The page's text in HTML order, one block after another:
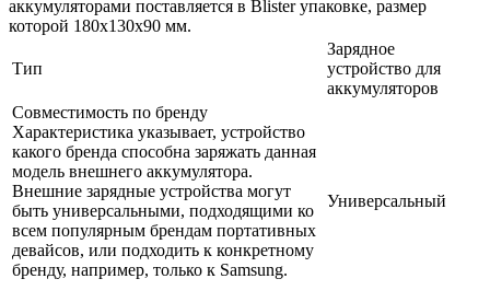
аккумуляторами поставляется в Blister упаковке, размер
которой 180х130х90 мм.
Тип
Зарядное
устройство для
аккумуляторов
Совместимость по бренду
Характеристика указывает, устройство
какого бренда способна заряжать данная
модель внешнего аккумулятора.
Внешние зарядные устройства могут
быть универсальными, подходящими ко
всем популярным брендам портативных
девайсов, или подходить к конкретному
бренду, например, только к Samsung.
Универсальный